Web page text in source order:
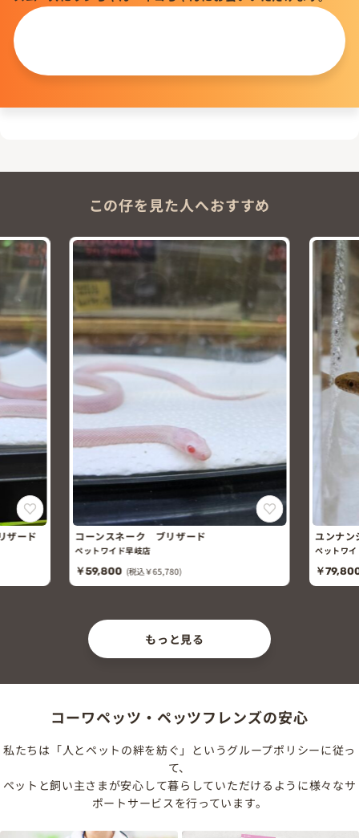
この仔を見た人へおすすめ
ザード コーンスネーク ブリザード
ペットワイド早岐店
￥59,800 (税込￥65,780)
ユンナ
ペットワ
￥
もっと見る
コーワペッツ・ペッツフレンズの安心
私たちは「人とペットの絆を紡ぐ」というグループポリシーに従っ
て、
ペットと飼い主さまが安心して暮らしていただけるように様々なサ
ポートサービスを行っています。